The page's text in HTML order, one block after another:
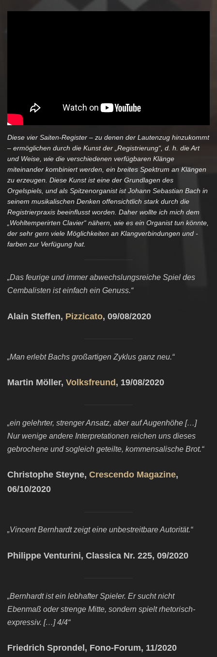
Diese vier Saiten-Register – zu denen der Lautenzug hinzukommt
– ermöglichen durch die Kunst der „Registrierung“, d. h. die Art
und Weise, wie die verschiedenen verfügbaren Klänge
miteinander kombiniert werden, ein breites Spektrum an Klängen
zu erzeugen. Diese Kunst ist eine der Grundlagen des
Orgelspiels, und als Spitzenorganist ist Johann Sebastian Bach in
seinem musikalischen Denken offensichtlich stark durch die
Registrierpraxis beeinflusst worden. Daher wollte ich mich dem
„Wohltemperirten Clavier“ nähern, wie es ein Organist tun könnte,
der sehr gern viele Möglichkeiten an Klangverbindungen und -
farben zur Verfügung hat.
„Das feurige und immer abwechslungsreiche Spiel des
Cembalisten ist einfach ein Genuss.“
Alain Steffen, Pizzicato, 09/08/2020
„Man erlebt Bachs großartigen Zyklus ganz neu.“
Martin Möller, Volksfreund, 19/08/2020
„ein gelehrter, strenger Ansatz, aber auf Augenhöhe […]
Nur wenige andere Interpretationen reichen uns dieses
gebrochene und sogleich geteilte, kommensalische Brot.“
Christophe Steyne, Crescendo Magazine,
06/10/2020
„Vincent Bernhardt zeigt eine unbestreitbare Autorität.“
Philippe Venturini, Classica Nr. 225, 09/2020
„Bernhardt ist ein lebhafter Spieler. Er sucht nicht
Ebenmaß oder strenge Mitte, sondern spielt rhetorisch-
expressiv. […] 4/4“
Friedrich Sprondel, Fono-Forum, 11/2020